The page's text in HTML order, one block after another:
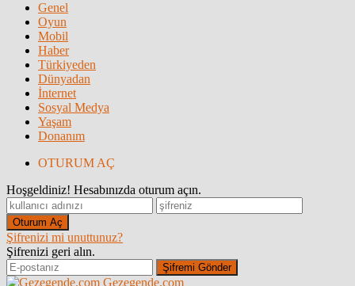
Genel
Oyun
Mobil
Haber
Türkiyeden
Dünyadan
İnternet
Sosyal Medya
Yaşam
Donanım
OTURUM AÇ
Hoşgeldiniz! Hesabınızda oturum açın.
Şifrenizi mi unuttunuz?
Şifrenizi geri alın.
Gezegende.com